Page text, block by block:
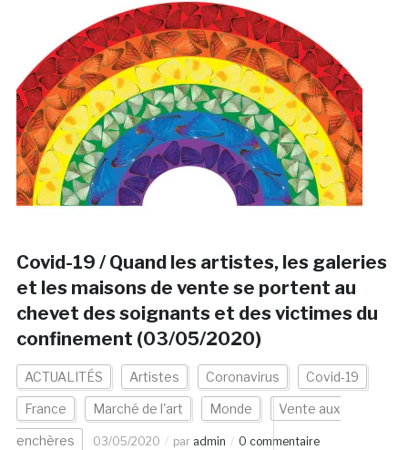
Covid-19 / Quand les artistes, les galeries
et les maisons de vente se portent au
chevet des soignants et des victimes du
confinement (03/05/2020)
ACTUALITÉS Artistes Coronavirus Covid-19
France Marché de l'art Monde Vente aux
enchères 03/05/2020 par admin 0 commentaire